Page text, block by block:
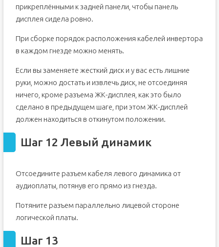
прикреплёнными к задней панели, чтобы панель
дисплея сидела ровно.
При сборке порядок расположения кабелей инвертора
в каждом гнезде можно менять.
Если вы заменяете жесткий диск и у вас есть лишние
руки, можно достать и извлечь диск, не отсоединяя
ничего, кроме разъема ЖК-дисплея, как это было
сделано в предыдущем шаге, при этом ЖК-дисплей
должен находиться в откинутом положении.
Шаг 12 Левый динамик
Отсоедините разъем кабеля левого динамика от
аудиоплаты, потянув его прямо из гнезда.
Потяните разъем параллельно лицевой стороне
логической платы.
Шаг 13